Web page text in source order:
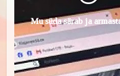
Mu süda särab ja